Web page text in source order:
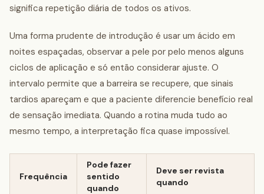
significa repetição diária de todos os ativos.
Uma forma prudente de introdução é usar um ácido em
noites espaçadas, observar a pele por pelo menos alguns
ciclos de aplicação e só então considerar ajuste. O
intervalo permite que a barreira se recupere, que sinais
tardios apareçam e que a paciente diferencie benefício real
de sensação imediata. Quando a rotina muda tudo ao
mesmo tempo, a interpretação fica quase impossível.
Frequência
Pode fazer
sentido
quando
Deve ser revista
quando